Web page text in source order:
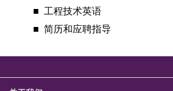
■ 工程技术英语
■ 简历和应聘指导